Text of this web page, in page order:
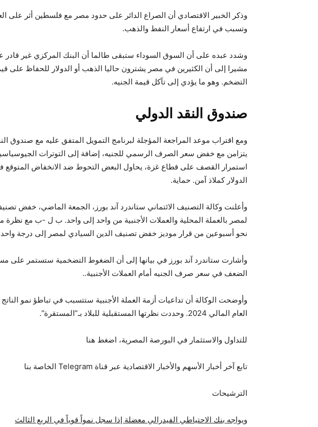
وذكر الخبير الاقتصادي أن الصراع الدائر على حدود مصر مع فلسطين أثر على
وتسبب في ارتفاع أسعار النفط والذهب.
وشدد عبده على أن السوق السوداء ستبقى طالما أن البنك المركزي غير قادر
مشيرا إلى أن الكثيرين في مصر يشترون حاليا الذهب أو الدولار للحفاظ على
التضخم. وهو ما يؤدي إلى تآكل قيمة الجنيه.
صندوق النقد الدولي
ومع اقتراب موعد المراجعة المؤجلة لبرنامج التمويل المتفق عليه مع صندوق
يتزامن مع خفض سعر الصرف الرسمي للجنيه، إضافة إلى التوترات
استمرار القصف على قطاع غزة، يحاول البعض التحوط ضد الانخفاض المتوقع
الدولار كملاذ آمن. حماية.
وأعلنت وكالة التصنيف الائتماني ستاندرد آند بورز، الجمعة الماضي، خفض
لمصر بالعملة المحلية والعملات الأجنبية من واحد إلى واحد. ب ل -ب مع نظرة
نحو أسبوعين من قرار موديز خفض تصنيف الدين السيادي لمصر إلى درجة
وأشارت ستاندرد آند بورز في بيانها إلى أن الضغوط التضخمية ستستمر على
الضعف في سعر صرف الجنيه أمام العملات الأجنبية..
وأوضحت الوكالة أن تداعيات أزمة العملة الأجنبية ستتسبب في تباطؤ نمو
العام المالي 2024. وحددت نظرتها المستقبلية للبلاد بـ”المستقرة”.
للتداول والاستثمار في البورصة المصرية، اضغط هنا
تابع آخر أخبار الأسهم والأخبار الاقتصادية عبر قناة Telegram الخاصة بنا
الترشيحات
ويواجه بنك الاحتياطي الفيدرالي معضلة إذا سجل نمواً قوياً في الربع الثالث